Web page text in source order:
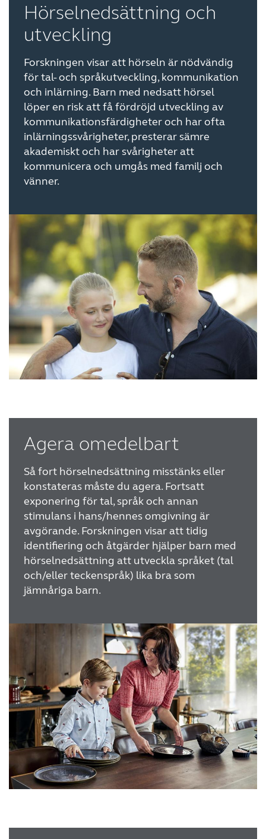
Hörselnedsättning och
utveckling
Forskningen visar att hörseln är nödvändig
för tal- och språkutveckling, kommunikation
och inlärning. Barn med nedsatt hörsel
löper en risk att få fördröjd utveckling av
kommunikationsfärdigheter och har ofta
inlärningssvårigheter, presterar sämre
akademiskt och har svårigheter att
kommunicera och umgås med familj och
vänner.
Agera omedelbart
Så fort hörselnedsättning misstänks eller
konstateras måste du agera. Fortsatt
exponering för tal, språk och annan
stimulans i hans/hennes omgivning är
avgörande. Forskningen visar att tidig
identifiering och åtgärder hjälper barn med
hörselnedsättning att utveckla språket (tal
och/eller teckenspråk) lika bra som
jämnåriga barn.